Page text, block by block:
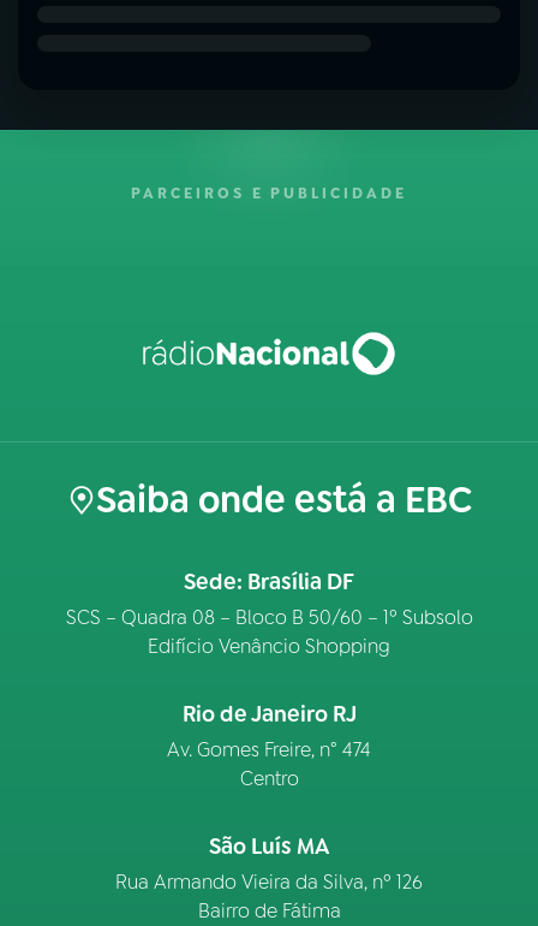
PARCEIROS E PUBLICIDADE
Saiba onde está a EBC
Sede: Brasília DF
SCS – Quadra 08 – Bloco B 50/60 – 1º Subsolo
Edifício Venâncio Shopping
Rio de Janeiro RJ
Av. Gomes Freire, n° 474
Centro
São Luís MA
Rua Armando Vieira da Silva, nº 126
Bairro de Fátima